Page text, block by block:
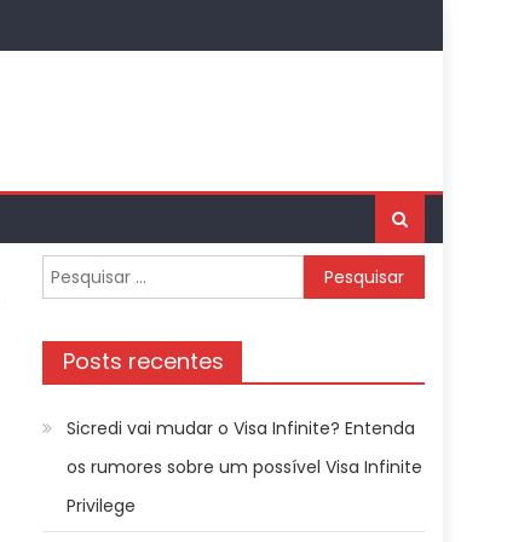
Pesquisar
por:
Posts recentes
Sicredi vai mudar o Visa Infinite? Entenda
os rumores sobre um possível Visa Infinite
Privilege